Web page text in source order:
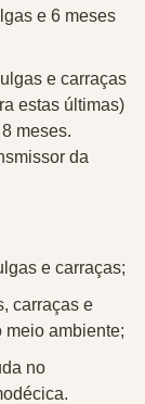
e 6 meses
e carraças
estas últimas)
meses.
da
e carraças;
carraças e
ambiente;
no